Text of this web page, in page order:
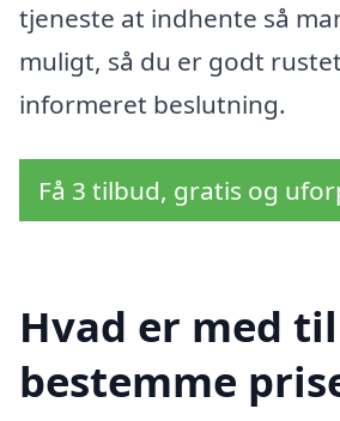
tjeneste at indhente så
muligt, så du er godt
informeret beslutning.
Få 3 tilbud, gratis og
Hvad er med
bestemme